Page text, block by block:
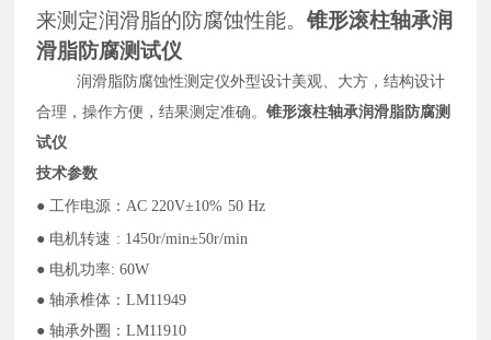
来测定润滑脂的防腐蚀性能。锥形滚柱轴承润
滑脂防腐测试仪
润滑脂防腐蚀性测定仪外型设计美观、大方，结构设计
合理，操作方便，结果测定准确。锥形滚柱轴承润滑脂防腐测
试仪
技术参数
● 工作电源：AC 220V±10% 50 Hz
● 电机转速 : 1450r/min±50r/min
● 电机功率: 60W
● 轴承椎体：LM11949
● 轴承外圈：LM11910